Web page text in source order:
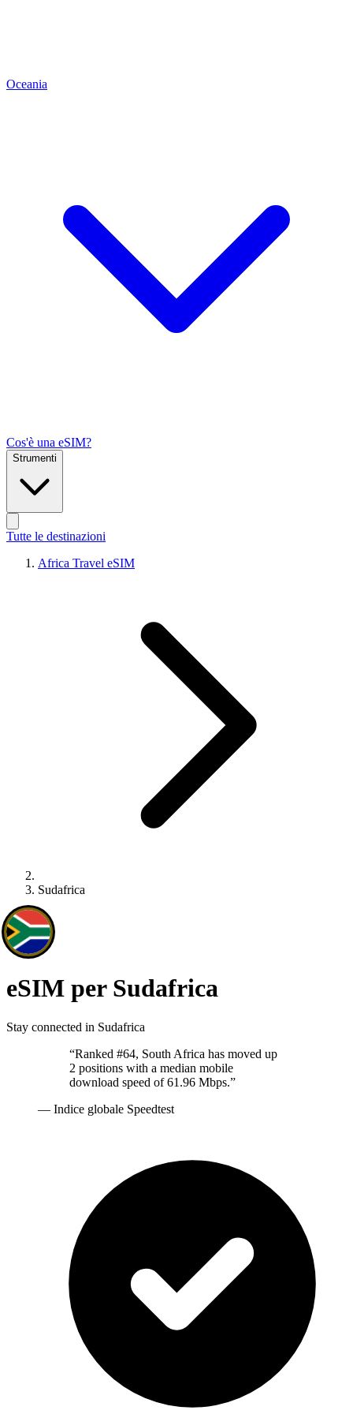
Oceania
Cos'è una eSIM?
Strumenti
Tutte le destinazioni
Africa Travel eSIM
Sudafrica
eSIM per Sudafrica
Stay connected in Sudafrica
“Ranked #64, South Africa has moved up
2 positions with a median mobile
download speed of 61.96 Mbps.”
— Indice globale Speedtest